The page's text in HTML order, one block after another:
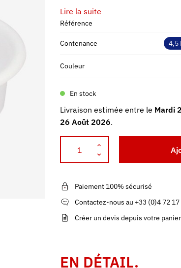
Lire la suite
Référence
Contenance 4,5
Couleur
En stock
Livraison estimée entre le Mardi
26 Août 2026.
Paiement 100% sécurisé
Contactez-nous au +33 (0)4 72 17
Créer un devis depuis votre panier
EN DÉTAIL.